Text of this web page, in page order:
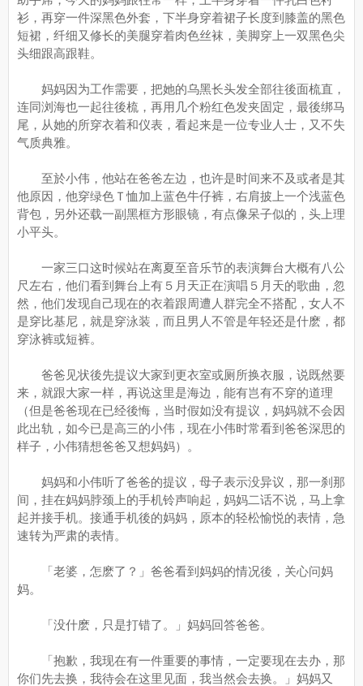
衫，再穿一件深黑色外套，下半身穿着裙子长度到膝盖的黑色
短裙，纤细又修长的美腿穿着肉色丝袜，美脚穿上一双黑色尖
头细跟高跟鞋。
妈妈因为工作需要，把她的乌黑长头发全部往後面梳直，
连同浏海也一起往後梳，再用几个粉红色发夹固定，最後绑马
尾，从她的所穿衣着和仪表，看起来是一位专业人士，又不失
气质典雅。
至於小伟，他站在爸爸左边，也许是时间来不及或者是其
他原因，他穿绿色Ｔ恤加上蓝色牛仔裤，右肩披上一个浅蓝色
背包，另外还载一副黑框方形眼镜，有点像呆子似的，头上理
小平头。
一家三口这时候站在离夏至音乐节的表演舞台大概有八公
尺左右，他们看到舞台上有５月天正在演唱５月天的歌曲，忽
然，他们发现自己现在的衣着跟周遭人群完全不搭配，女人不
是穿比基尼，就是穿泳装，而且男人不管是年轻还是什麽，都
穿泳裤或短裤。
爸爸见状後先提议大家到更衣室或厕所换衣服，说既然要
来，就跟大家一样，再说这里是海边，能有岂有不穿的道理
（但是爸爸现在已经後悔，当时假如没有提议，妈妈就不会因
此出轨，如今已是高三的小伟，现在小伟时常看到爸爸深思的
样子，小伟猜想爸爸又想妈妈）。
妈妈和小伟听了爸爸的提议，母子表示没异议，那一刹那
间，挂在妈妈脖颈上的手机铃声响起，妈妈二话不说，马上拿
起并接手机。接通手机後的妈妈，原本的轻松愉悦的表情，急
速转为严肃的表情。
「老婆，怎麽了？」爸爸看到妈妈的情况後，关心问妈
妈。
「没什麽，只是打错了。」妈妈回答爸爸。
「抱歉，我现在有一件重要的事情，一定要现在去办，那
你们先去换，我待会在这里见面，我当然会去换。」妈妈又